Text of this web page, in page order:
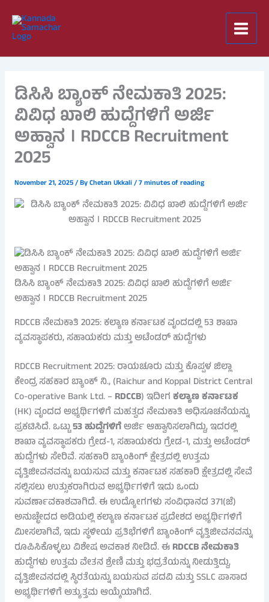
content
ಡಿಸಿಸಿ ಬ್ಯಾಂಕ್ ನೇಮಕಾತಿ 2025:
ವಿವಿಧ ಖಾಲಿ ಹುದ್ದೆಗಳಿಗೆ ಅರ್ಜಿ
ಅಹ್ವಾನ । RDCCB Recruitment
2025
November 21, 2025/ ByChetan Ukkali/7 minutes of reading
ಡಿಸಿಸಿ ಬ್ಯಾಂಕ್ ನೇಮಕಾತಿ 2025: ವಿವಿಧ ಖಾಲಿ ಹುದ್ದೆಗಳಿಗೆ ಅರ್ಜಿ
ಅಹ್ವಾನ । RDCCB Recruitment 2025
RDCCB ನೇಮಕಾತಿ 2025: ಕಲ್ಯಾಣ ಕರ್ನಾಟಕ ವೃಂದದಲ್ಲಿ 53 ಶಾಖಾ
ವ್ಯವಸ್ಥಾಪಕರು, ಸಹಾಯಕರು ಮತ್ತು ಅಟೆಂಡರ್ ಹುದ್ದೆಗಳು
RDCCB Recruitment 2025: ರಾಯಚೂರು ಮತ್ತು ಕೊಪ್ಪಳ ಜಿಲ್ಲಾ
ಕೇಂದ್ರ ಸಹಕಾರ ಬ್ಯಾಂಕ್ ನಿ., (Raichur and Koppal District Central
Co-operative Bank Ltd. – RDCCB) ಇದೀಗಕಲ್ಯಾಣ ಕರ್ನಾಟಕ
(HK) ವೃಂದದ ಅಭ್ಯರ್ಥಿಗಳಿಗೆ ಮಹತ್ವದ ನೇಮಕಾತಿ ಅಧಿಸೂಚನೆಯನ್ನು
ಪ್ರಕಟಿಸಿದೆ. ಒಟ್ಟು53 ಹುದ್ದೆಗಳಿಗೆಅರ್ಜಿ ಆಹ್ವಾನಿಸಲಾಗಿದ್ದು, ಇದರಲ್ಲಿ
ಶಾಖಾ ವ್ಯವಸ್ಥಾಪಕರು ಗ್ರೇಡ-1, ಸಹಾಯಕರು ಗ್ರೇಡ-1, ಮತ್ತು ಅಟೆಂಡರ್
ಹುದ್ದೆಗಳು ಸೇರಿವೆ. ಸಹಕಾರಿ ಬ್ಯಾಂಕಿಂಗ್ ಕ್ಷೇತ್ರದಲ್ಲಿ ಉತ್ತಮ
ವೃತ್ತಿಜೀವನವನ್ನು ಬಯಸುವ ಮತ್ತು ಕರ್ನಾಟಕ ಸಹಕಾರಿ ಕ್ಷೇತ್ರದಲ್ಲಿ ಸೇವೆ
ಸಲ್ಲಿಸಲು ಉತ್ಸುಕರಾಗಿರುವ ಅಭ್ಯರ್ಥಿಗಳಿಗೆ ಇದು ಒಂದು
ಸುವರ್ಣಾವಕಾಶವಾಗಿದೆ. ಈ ಉದ್ಯೋಗಗಳು ಸಂವಿಧಾನದ 371(ಜೆ)
ಅನುಚ್ಛೇದದ ಅಡಿಯಲ್ಲಿ ಕಲ್ಯಾಣ ಕರ್ನಾಟಕ ಪ್ರದೇಶದ ಅಭ್ಯರ್ಥಿಗಳಿಗೆ
ಮೀಸಲಾಗಿವೆ, ಇದು ಸ್ಥಳೀಯ ಪ್ರತಿಭೆಗಳಿಗೆ ಬ್ಯಾಂಕಿಂಗ್ ವೃತ್ತಿಜೀವನವನ್ನು
ರೂಪಿಸಿಕೊಳ್ಳಲು ವಿಶೇಷ ಅವಕಾಶ ನೀಡಿದೆ. ಈRDCCB ನೇಮಕಾತಿ
ಹುದ್ದೆಗಳು ಉತ್ತಮ ವೇತನ ಶ್ರೇಣಿ ಮತ್ತು ಭದ್ರತೆಯನ್ನು ನೀಡುತ್ತಿದ್ದು,
ವೃತ್ತಿಜೀವನದಲ್ಲಿ ಸ್ಥಿರತೆಯನ್ನು ಬಯಸುವ ಪದವಿ ಮತ್ತು SSLC ಪಾಸಾದ
ಅಭ್ಯರ್ಥಿಗಳಿಗೆ ಅತ್ಯುತ್ತಮ ಆಯ್ಕೆಯಾಗಿದೆ.